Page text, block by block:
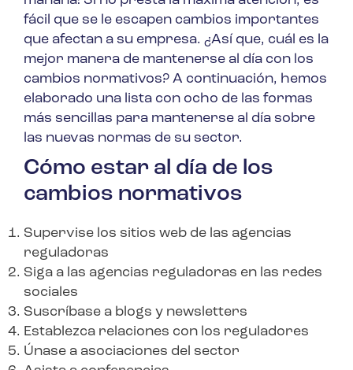
fácil que se le escapen cambios importantes
que afectan a su empresa. ¿Así que, cuál es la
mejor manera de mantenerse al día con los
cambios normativos? A continuación, hemos
elaborado una lista con ocho de las formas
más sencillas para mantenerse al día sobre
las nuevas normas de su sector.
Cómo estar al día de los
cambios normativos
Supervise los sitios web de las agencias
reguladoras
Siga a las agencias reguladoras en las redes
sociales
Suscríbase a blogs y newsletters
Establezca relaciones con los reguladores
Únase a asociaciones del sector